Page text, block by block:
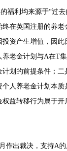
福利均来源于“过
在英国注册的养
资产生增值，因
老金计划与A在T
划的前提条件；
人养老金计划本
益转移行为属于
作出裁决，支持A